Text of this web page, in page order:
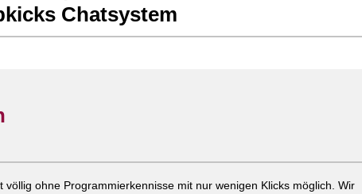
Chatsystem
ohne Programmierkennisse mit nur wenigen Klicks möglich. Wir